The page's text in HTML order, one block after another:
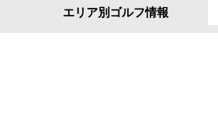
エリア別ゴルフ情報